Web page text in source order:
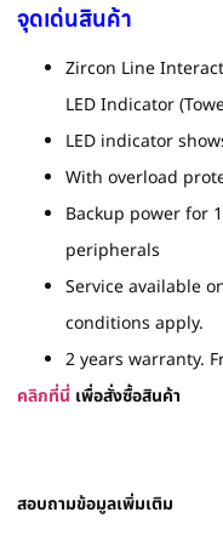
จุดเด่นสินค้า
Zircon Line
LED Indicator
LED indicator
With overload
Backup power for
peripherals
Service available
conditions apply.
2 years warranty.
คลิกที่นี่ เพื่อสั่งซื้อสินค้า
สอบถามข้อมูลเพิ่มเติม